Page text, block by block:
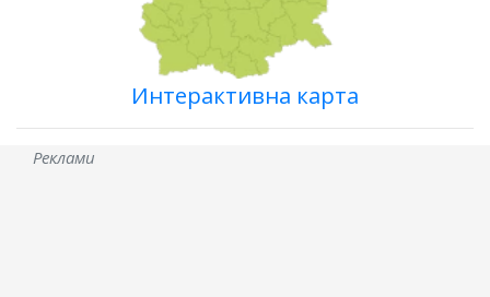
Интерактивна карта
Реклами